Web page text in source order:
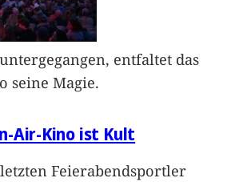
entfaltet das
seine Magie.
Air-Kino ist Kult
Feierabendsportler